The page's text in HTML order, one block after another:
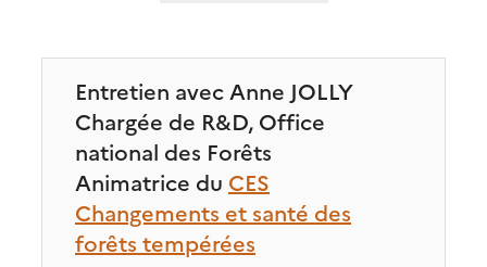
Entretien avec Anne JOLLY
Chargée de R&D, Office
national des Forêts
Animatrice du CES
Changements et santé des
forêts tempérées